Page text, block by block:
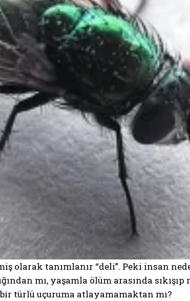
olarak tanımlanır “deli”. Peki insan
mı, yaşamla ölüm arasında
türlü uçuruma atlayamamaktan mı?